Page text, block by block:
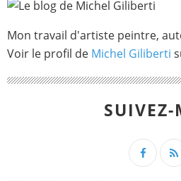
Mon travail d'artiste peintre,
Voir le profil de Michel Giliberti
SUIVEZ-